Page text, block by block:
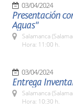
03/04/2024
Presentación
Aguas"
Salamanca
Hora: 11:00 h.
03/04/2024
Entrega
Salamanca
Hora: 10:30 h.